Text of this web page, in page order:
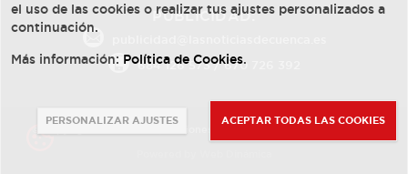
PUBLICIDAD:
684 126 573/670 726 392
el uso de las cookies o realizar tus ajustes personalizados a
continuación.
Más información: Política de Cookies.
PERSONALIZAR AJUSTES ACEPTAR TODAS LAS COOKIES